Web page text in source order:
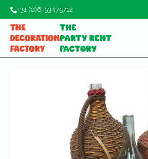
+31 (0)6-53475712